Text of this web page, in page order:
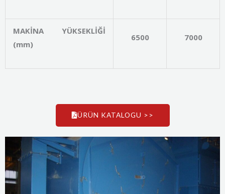
MAKİNA YÜKSEKLİĞİ
(mm)
6500 7000
ÜRÜN KATALOGU >>